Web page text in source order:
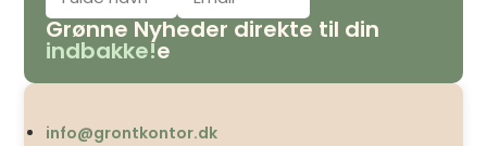
Grønne Nyheder direkte til din
indbakke!e
info@grontkontor.dk